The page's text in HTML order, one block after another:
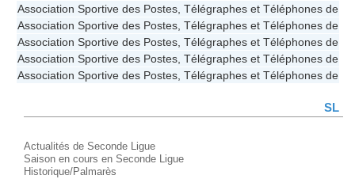
Association Sportive des Postes, Télégraphes et Téléphones de
Association Sportive des Postes, Télégraphes et Téléphones de
Association Sportive des Postes, Télégraphes et Téléphones de
Association Sportive des Postes, Télégraphes et Téléphones de
Association Sportive des Postes, Télégraphes et Téléphones de
SL
Actualités de Seconde Ligue
Saison en cours en Seconde Ligue
Historique/Palmarès